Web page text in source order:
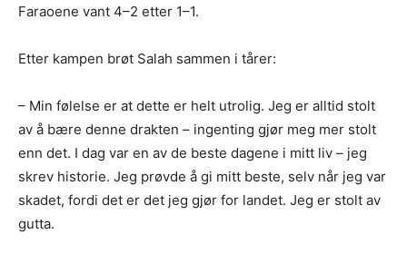
Faraoene vant 4–2 etter 1–1.
Etter kampen brøt Salah sammen i tårer:
– Min følelse er at dette er helt utrolig. Jeg er alltid stolt
av å bære denne drakten – ingenting gjør meg mer stolt
enn det. I dag var en av de beste dagene i mitt liv – jeg
skrev historie. Jeg prøvde å gi mitt beste, selv når jeg var
skadet, fordi det er det jeg gjør for landet. Jeg er stolt av
gutta.